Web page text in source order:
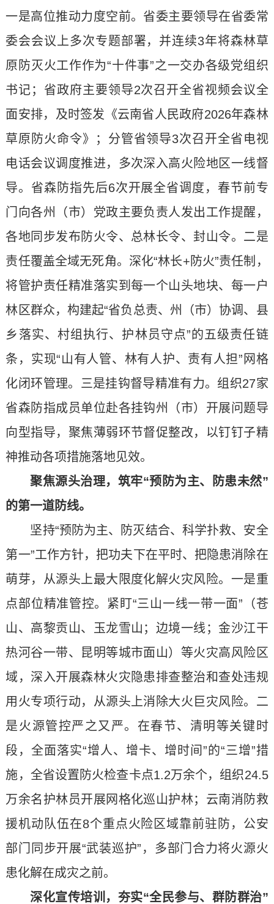
一是高位推动力度空前。省委主要领导在省委常
委会会议上多次专题部署，并连续3年将森林草
原防灭火工作作为“十件事”之一交办各级党组织
书记；省政府主要领导2次召开全省视频会议全
面安排，及时签发《云南省人民政府2026年森林
草原防火命令》；分管省领导3次召开全省电视
电话会议调度推进，多次深入高火险地区一线督
导。省森防指先后6次开展全省调度，春节前专
门向各州（市）党政主要负责人发出工作提醒，
各地同步发布防火令、总林长令、封山令。二是
责任覆盖全域无死角。深化“林长+防火”责任制，
将管护责任精准落实到每一个山头地块、每一户
林区群众，构建起“省负总责、州（市）协调、县
乡落实、村组执行、护林员守点”的五级责任链
条，实现“山有人管、林有人护、责有人担”网格
化闭环管理。三是挂钩督导精准有力。组织27家
省森防指成员单位赴各挂钩州（市）开展问题导
向型指导，聚焦薄弱环节督促整改，以钉钉子精
神推动各项措施落地见效。
聚焦源头治理，筑牢“预防为主、防患未然”
的第一道防线。
坚持“预防为主、防灭结合、科学扑救、安全
第一”工作方针，把功夫下在平时、把隐患消除在
萌芽，从源头上最大限度化解火灾风险。一是重
点部位精准管控。紧盯“三山一线一带一面”（苍
山、高黎贡山、玉龙雪山；边境一线；金沙江干
热河谷一带、昆明等城市面山）等火灾高风险区
域，深入开展森林火灾隐患排查整治和查处违规
用火专项行动，从源头上消除大火巨灾风险。二
是火源管控严之又严。在春节、清明等关键时
段，全面落实“增人、增卡、增时间”的“三增”措
施，全省设置防火检查卡点1.2万余个，组织24.5
万余名护林员开展网格化巡山护林；云南消防救
援机动队伍在8个重点火险区域靠前驻防，公安
部门同步开展“武装巡护”，多部门合力将火源火
患化解在成灾之前。
深化宣传培训，夯实“全民参与、群防群治”